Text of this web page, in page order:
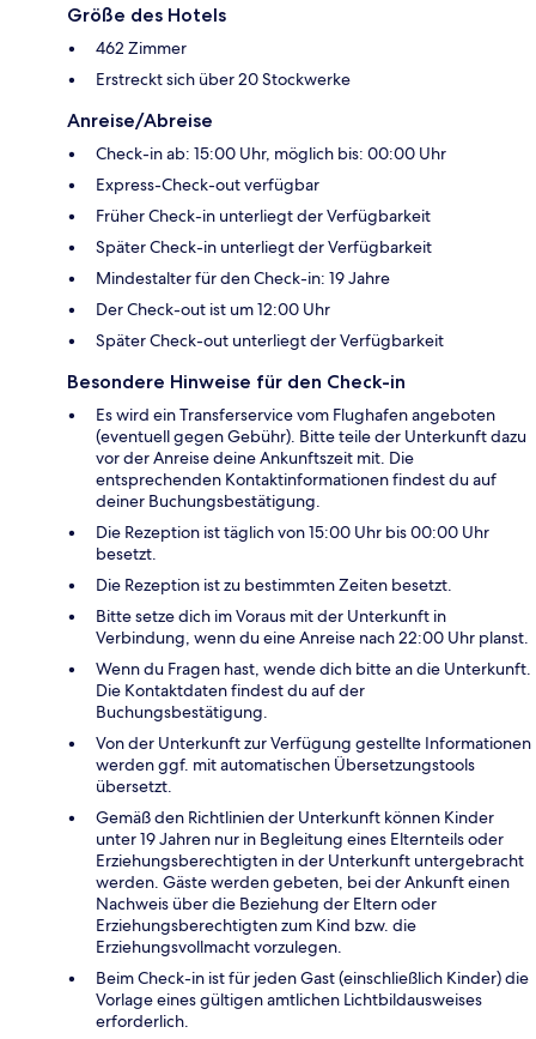
Größe des Hotels
462 Zimmer
Erstreckt sich über 20 Stockwerke
Anreise/Abreise
Check-in ab: 15:00 Uhr, möglich bis: 00:00 Uhr
Express-Check-out verfügbar
Früher Check-in unterliegt der Verfügbarkeit
Später Check-in unterliegt der Verfügbarkeit
Mindestalter für den Check-in: 19 Jahre
Der Check-out ist um 12:00 Uhr
Später Check-out unterliegt der Verfügbarkeit
Besondere Hinweise für den Check-in
Es wird ein Transferservice vom Flughafen angeboten
(eventuell gegen Gebühr). Bitte teile der Unterkunft dazu
vor der Anreise deine Ankunftszeit mit. Die
entsprechenden Kontaktinformationen findest du auf
deiner Buchungsbestätigung.
Die Rezeption ist täglich von 15:00 Uhr bis 00:00 Uhr
besetzt.
Die Rezeption ist zu bestimmten Zeiten besetzt.
Bitte setze dich im Voraus mit der Unterkunft in
Verbindung, wenn du eine Anreise nach 22:00 Uhr planst.
Wenn du Fragen hast, wende dich bitte an die Unterkunft.
Die Kontaktdaten findest du auf der
Buchungsbestätigung.
Von der Unterkunft zur Verfügung gestellte Informationen
werden ggf. mit automatischen Übersetzungstools
übersetzt.
Gemäß den Richtlinien der Unterkunft können Kinder
unter 19 Jahren nur in Begleitung eines Elternteils oder
Erziehungsberechtigten in der Unterkunft untergebracht
werden. Gäste werden gebeten, bei der Ankunft einen
Nachweis über die Beziehung der Eltern oder
Erziehungsberechtigten zum Kind bzw. die
Erziehungsvollmacht vorzulegen.
Beim Check-in ist für jeden Gast (einschließlich Kinder) die
Vorlage eines gültigen amtlichen Lichtbildausweises
erforderlich.